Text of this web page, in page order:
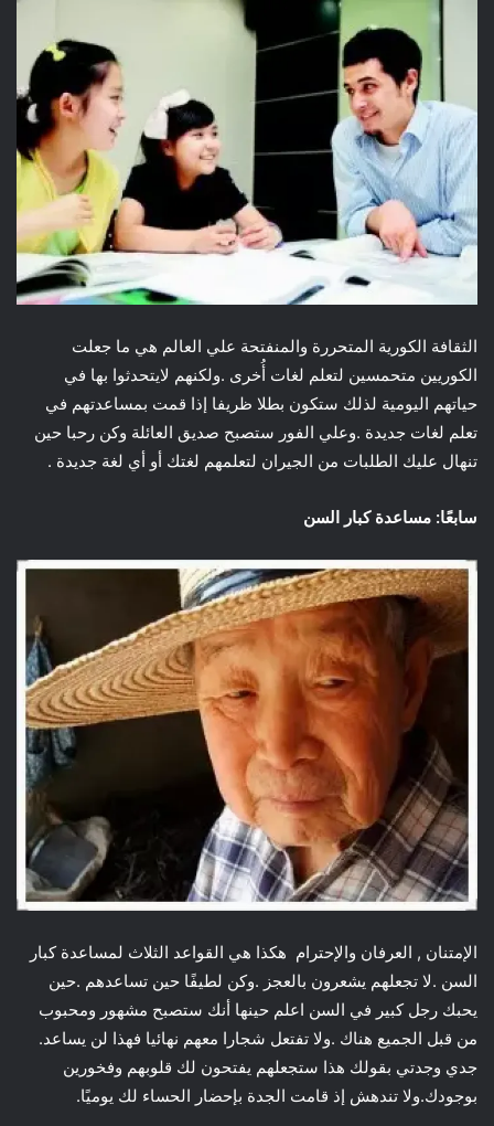
الثقافة الكورية المتحررة والمنفتحة علي العالم هي ما جعلت
الكوريين متحمسين لتعلم لغات أُخرى .ولكنهم لايتحدثوا بها في
حياتهم اليومية لذلك ستكون بطلا ظريفا إذا قمت بمساعدتهم في
تعلم لغات جديدة .وعلي الفور ستصبح صديق العائلة وكن رحبا حين
تنهال عليك الطلبات من الجيران لتعلمهم لغتك أو أي لغة جديدة .
سابعًا: مساعدة كبار السن
الإمتنان , العرفان والإحترام هكذا هي القواعد الثلاث لمساعدة كبار
السن .لا تجعلهم يشعرون بالعجز .وكن لطيفًا حين تساعدهم .حين
يحبك رجل كبير في السن اعلم حينها أنك ستصبح مشهور ومحبوب
من قبل الجميع هناك .ولا تفتعل شجارا معهم نهائيا فهذا لن يساعد.
جدي وجدتي بقولك هذا ستجعلهم يفتحون لك قلوبهم وفخورين
بوجودك.ولا تندهش إذ قامت الجدة بإحضار الحساء لك يوميًا.